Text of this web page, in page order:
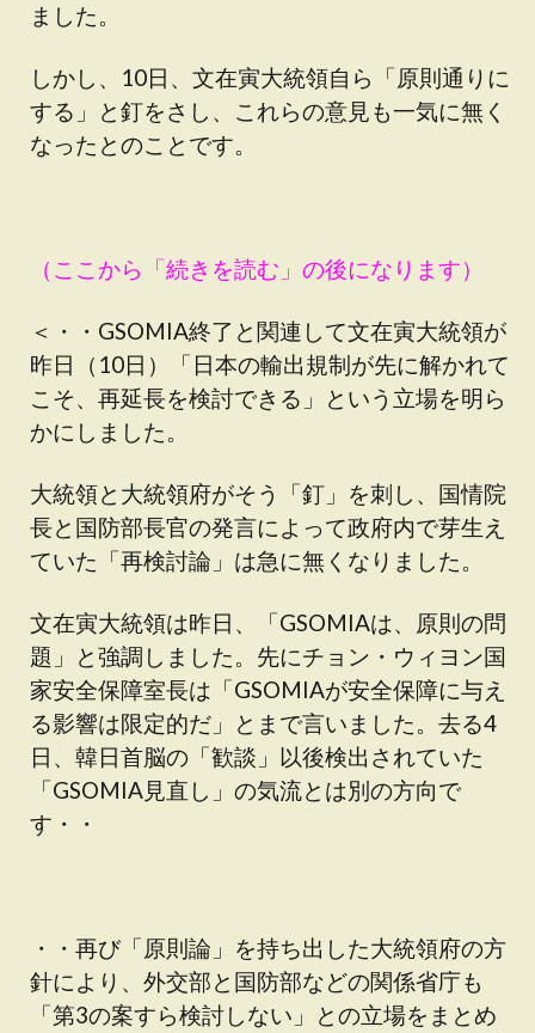
ました。
しかし、10日、文在寅大統領自ら「原則通りに
する」と釘をさし、これらの意見も一気に無く
なったとのことです。
（ここから「続きを読む」の後になります）
＜・・GSOMIA終了と関連して文在寅大統領が
昨日（10日）「日本の輸出規制が先に解かれて
こそ、再延長を検討できる」という立場を明ら
かにしました。
大統領と大統領府がそう「釘」を刺し、国情院
長と国防部長官の発言によって政府内で芽生え
ていた「再検討論」は急に無くなりました。
文在寅大統領は昨日、「GSOMIAは、原則の問
題」と強調しました。先にチョン・ウィヨン国
家安全保障室長は「GSOMIAが安全保障に与え
る影響は限定的だ」とまで言いました。去る4
日、韓日首脳の「歓談」以後検出されていた
「GSOMIA見直し」の気流とは別の方向で
す・・
・・再び「原則論」を持ち出した大統領府の方
針により、外交部と国防部などの関係省庁も
「第3の案すら検討しない」との立場をまとめ